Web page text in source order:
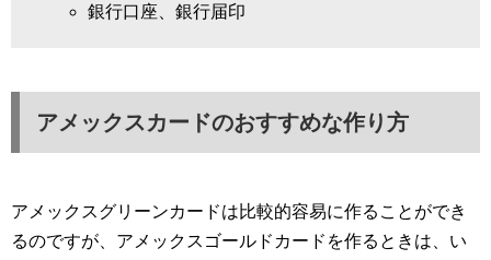
銀行口座、銀行届印
アメックスカードのおすすめな作り方
アメックスグリーンカードは比較的容易に作ることができ
るのですが、アメックスゴールドカードを作るときは、い